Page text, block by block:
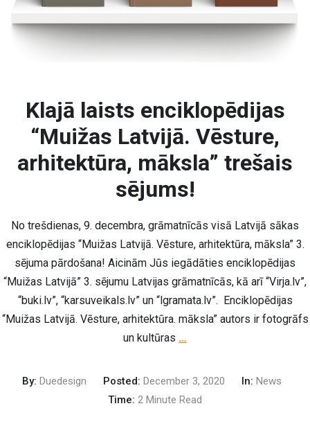
Klajā laists enciklopēdijas
“Muižas Latvijā. Vēsture,
arhitektūra, māksla” trešais
sējums!
No trešdienas, 9. decembra, grāmatnīcās visā Latvijā sākas
enciklopēdijas “Muižas Latvijā. Vēsture, arhitektūra, māksla” 3.
sējuma pārdošana! Aicinām Jūs iegādāties enciklopēdijas
“Muižas Latvijā” 3. sējumu Latvijas grāmatnīcās, kā arī “Virja.lv”,
“buki.lv”, “karsuveikals.lv” un “lgramata.lv”. Enciklopēdijas
“Muižas Latvijā. Vēsture, arhitektūra. māksla” autors ir fotogrāfs
un kultūras …
By: Duedesign Posted: December 3, 2020 In: News
Time: 2 Minute Read